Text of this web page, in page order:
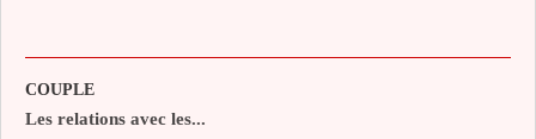
COUPLE
Les relations avec les...